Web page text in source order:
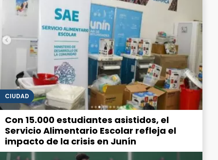
CIUDAD
Con 15.000 estudiantes asistidos, el
Servicio Alimentario Escolar refleja el
impacto de la crisis en Junín